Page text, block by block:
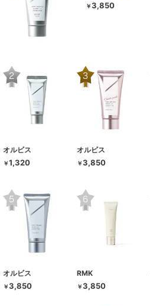
￥3,850
オルビス
￥1,320
オルビス
￥3,850
オルビス
￥3,850
RMK
￥3,850